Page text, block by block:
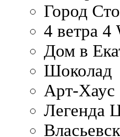
Город
4 ветра 4
Дом в
Шоколад
Арт-Хаус
Легенда